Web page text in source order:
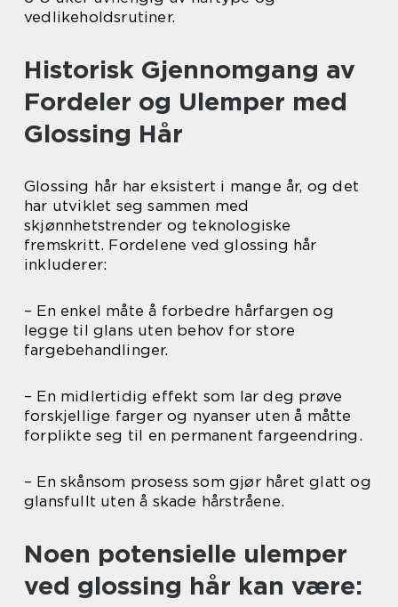
vedlikeholdsrutiner.
Historisk Gjennomgang av
Fordeler og Ulemper med
Glossing Hår
Glossing hår har eksistert i mange år, og det
har utviklet seg sammen med
skjønnhetstrender og teknologiske
fremskritt. Fordelene ved glossing hår
inkluderer:
– En enkel måte å forbedre hårfargen og
legge til glans uten behov for store
fargebehandlinger.
– En midlertidig effekt som lar deg prøve
forskjellige farger og nyanser uten å måtte
forplikte seg til en permanent fargeendring.
– En skånsom prosess som gjør håret glatt og
glansfullt uten å skade hårstråene.
Noen potensielle ulemper
ved glossing hår kan være: